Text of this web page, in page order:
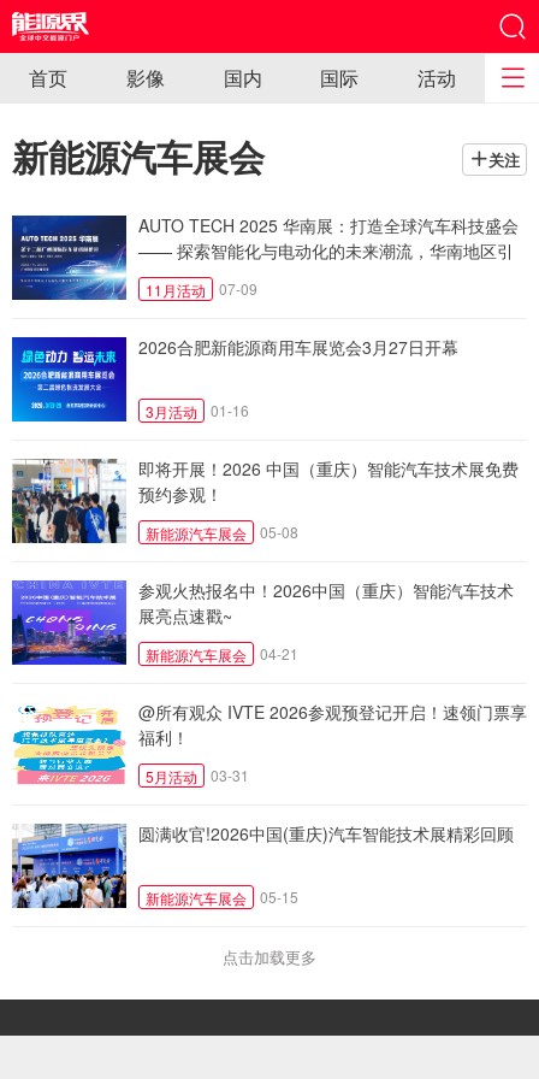
首页 影像 国内 国际 活动
新能源汽车展会 关注
AUTO TECH 2025 华南展：打造全球汽车科技盛会
—— 探索智能化与电动化的未来潮流，华南地区引
领产业新四化
11月活动 07-09
2026合肥新能源商用车展览会3月27日开幕
3月活动 01-16
即将开展！2026 中国（重庆）智能汽车技术展免费
预约参观！
新能源汽车展会 05-08
参观火热报名中！2026中国（重庆）智能汽车技术
展亮点速戳~
新能源汽车展会 04-21
@所有观众 IVTE 2026参观预登记开启！速领门票享
福利！
5月活动 03-31
圆满收官!2026中国(重庆)汽车智能技术展精彩回顾
新能源汽车展会 05-15
点击加载更多